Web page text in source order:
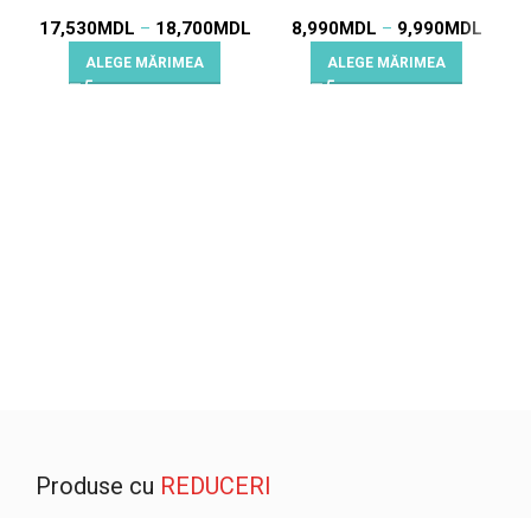
17,530MDL – 18,700MDL
ALEGE MĂRIMEA
8,990MDL – 9,990MDL
ALEGE MĂRIMEA
Produse cu REDUCERI